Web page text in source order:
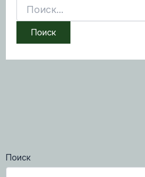
Поиск
Поиск: